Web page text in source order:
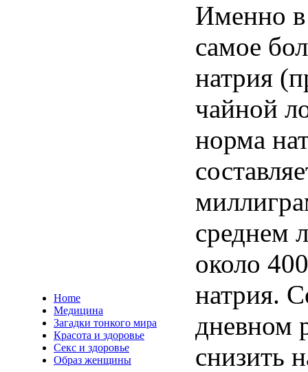
Home
Медицина
Загадки тонкого мира
Красота и здоровье
Секс и здоровье
Образ женщины
Именно
самое
натрия (
чайной
норма
среднем
около
натрия.
дневном
снизить